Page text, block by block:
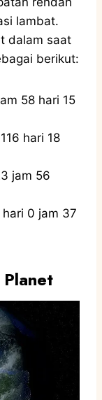
lambat.
dalam saat
berikut:
58 hari 15
hari 18
jam 56
0 jam 37